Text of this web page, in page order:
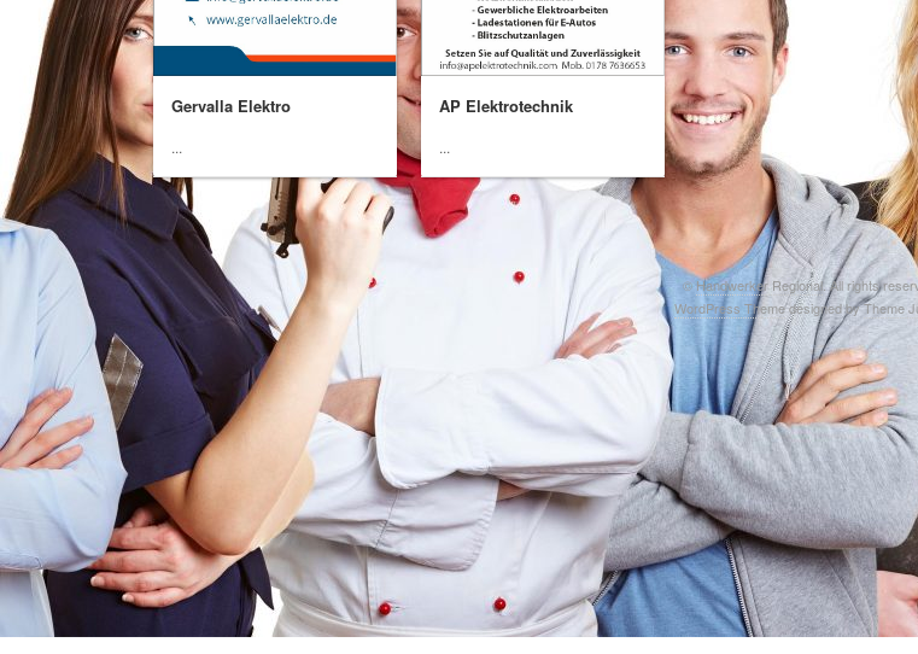
Gervalla Elektro
...
AP Elektrotechnik
...
©Handwerker Regional. All rights
WordPress Themedesigned byTheme